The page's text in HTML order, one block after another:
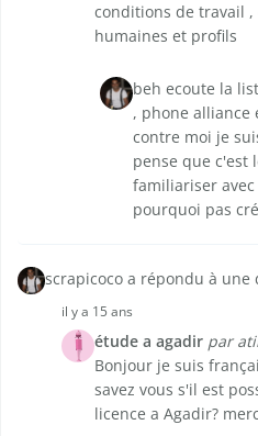
conditions de travail ,
humaines et profils
beh ecoute la
, phone
contre moi je
pense que c'est
familiariser
pourquoi pas
scrapicoco a répondu à une
il y a 15 ans
étude a agadir par
Bonjour je suis
savez vous s'il est
licence a Agadir?